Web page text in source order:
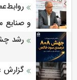
و صنایع
رشد
گزارش